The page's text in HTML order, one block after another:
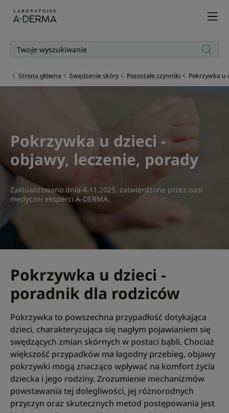
Strona główna Swędzenie skóry Pozostałe czynniki Pokrzywka u
Pokrzywka u dzieci -
objawy, leczenie, porady
Zaktualizowano dnia 4.11.2025, zatwierdzone przez nasi
medyczni eksperci A-DERMA.
Pokrzywka u dzieci -
poradnik dla rodziców
Pokrzywka to powszechna przypadłość dotykająca
dzieci, charakteryzująca się nagłym pojawianiem się
swędzących zmian skórnych w postaci bąbli. Chociaż
większość przypadków ma łagodny przebieg, objawy
pokrzywki mogą znacząco wpływać na komfort życia
dziecka i jego rodziny. Zrozumienie mechanizmów
powstawania tej dolegliwości, jej różnorodnych
przyczyn oraz skutecznych metod postępowania jest